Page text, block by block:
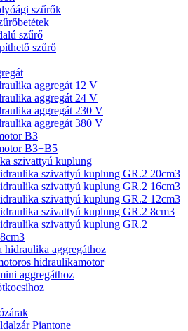
szűrők
szűrő
szűrő
aggregát 12 V
aggregát 24 V
aggregát 230 V
aggregát 380 V
B3
B3+B5
szivattyú kuplung
szivattyú kuplung GR.2 20cm3
szivattyú kuplung GR.2 16cm3
szivattyú kuplung GR.2 12cm3
szivattyú kuplung GR.2 8cm3
szivattyú kuplung GR.2
hidraulika aggregáthoz
hidraulikamotor
aggregáthoz
Piantone